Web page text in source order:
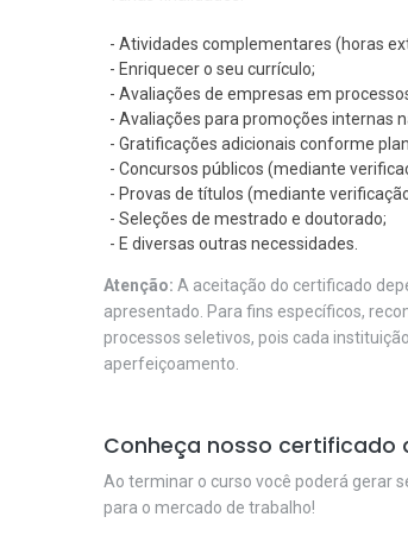
- Atividades complementares (horas
- Enriquecer o seu currículo;
- Avaliações de empresas em
- Avaliações para promoções internas
- Gratificações adicionais conforme
- Concursos públicos (mediante
- Provas de títulos (mediante
- Seleções de mestrado e doutorado;
- E diversas outras necessidades.
Atenção: A aceitação do certificado
apresentado. Para fins específicos,
processos seletivos, pois cada
aperfeiçoamento.
Conheça nosso certificado
Ao terminar o curso você poderá gerar
para o mercado de trabalho!